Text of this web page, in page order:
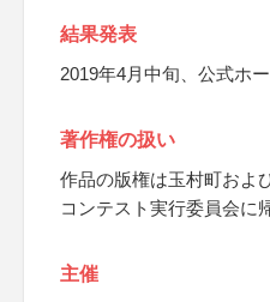
結果発表
2019年4月中旬、公式ホ
著作権の扱い
作品の版権は玉村町およ
コンテスト実行委員会に
主催